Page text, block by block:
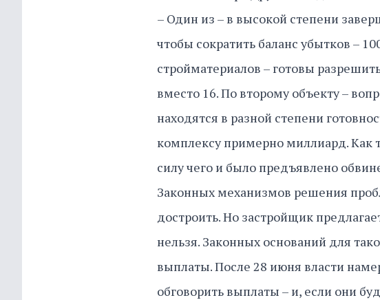
– Один из – в высокой степени
чтобы сократить баланс убытков –
стройматериалов – готовы
вместо 16. По второму объекту –
находятся в разной степени
комплексу примерно миллиард. Как
силу чего и было предъявлено
Законных механизмов решения
достроить. Но застройщик
нельзя. Законных оснований для
выплаты. После 28 июня власти
обговорить выплаты – и, если они